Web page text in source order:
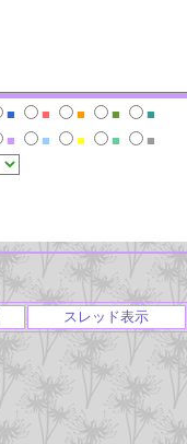
■ ■ ■ ■
■
■ ■ ■ ■
■
スレッド表示